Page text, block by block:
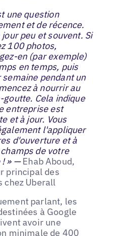
une question
et de récence.
peu et souvent. Si
100 photos,
en (par exemple)
en temps, puis
semaine pendant un
à nourrir au
Cela indique
entreprise est
et à jour. Vous
l'appliquer
d'ouverture et à
de votre
! » —Ehab Aboud,
principal des
chez Uberall
parlant, les
à Google
avoir une
minimale de 400